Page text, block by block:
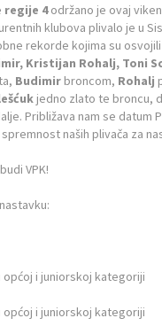
regije 4održano je ovaj
klubova plivalo je u
rekorde kojima su
Kristijan Rohalj, Toni
Budimir broncom, Rohalj
jedno zlato te broncu,
Približava nam se
naših plivača za
VPK!
općoj i juniorskoj kategoriji
općoj i juniorskoj kategoriji